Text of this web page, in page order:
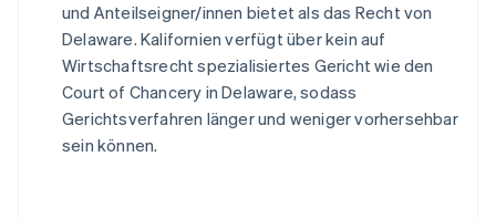
und Anteilseigner/innen bietet als das Recht von
Delaware. Kalifornien verfügt über kein auf
Wirtschaftsrecht spezialisiertes Gericht wie den
Court of Chancery in Delaware, sodass
Gerichtsverfahren länger und weniger vorhersehbar
sein können.